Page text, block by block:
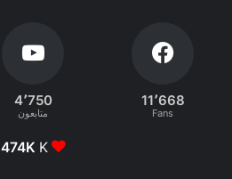
11٬668
Fans
4٬750
متابعون
474K K